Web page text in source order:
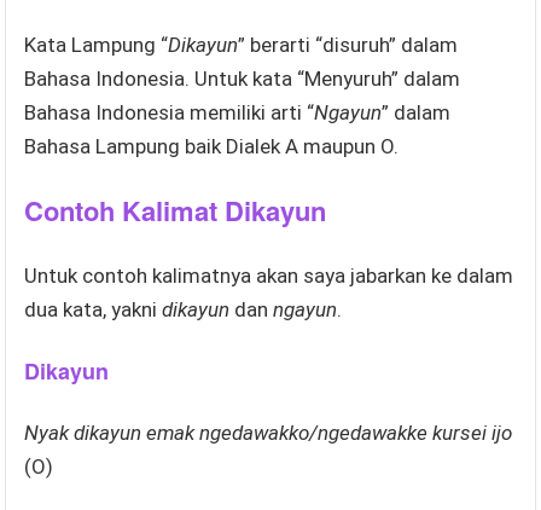
Kata Lampung “Dikayun” berarti “disuruh” dalam
Bahasa Indonesia. Untuk kata “Menyuruh” dalam
Bahasa Indonesia memiliki arti “Ngayun” dalam
Bahasa Lampung baik Dialek A maupun O.
Contoh Kalimat Dikayun
Untuk contoh kalimatnya akan saya jabarkan ke dalam
dua kata, yaknidikayun danngayun.
Dikayun
Nyak dikayun emak ngedawakko/ngedawakke kursei ijo
(O)